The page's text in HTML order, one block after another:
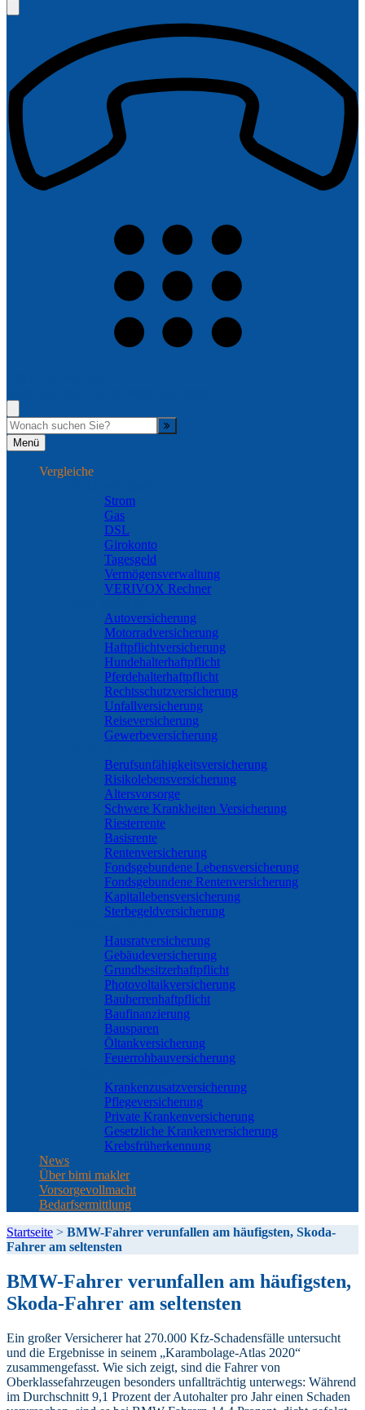
Menü
Vergleiche
Strom
Gas
DSL
Girokonto
Tagesgeld
Vermögensverwaltung
VERIVOX Rechner
Autoversicherung
Motorradversicherung
Haftpflichtversicherung
Hundehalterhaftpflicht
Pferdehalterhaftpflicht
Rechtsschutzversicherung
Unfallversicherung
Reiseversicherung
Gewerbeversicherung
Berufs­unfähigkeitsversicherung
Risikolebensversicherung
Altersvorsorge
Schwere Krankheiten Versicherung
Riesterrente
Basisrente
Rentenversicherung
Fondsgebundene Lebensversicherung
Fondsgebundene Rentenversicherung
Kapitallebensversicherung
Sterbegeldversicherung
Hausratversicherung
Gebäudeversicherung
Grundbesitzerhaftpflicht
Photovoltaikversicherung
Bauherrenhaftpflicht
Baufinanzierung
Bausparen
Öltankversicherung
Feuerrohbauversicherung
Krankenzusatzversicherung
Pflegeversicherung
Private Krankenversicherung
Gesetzliche Krankenversicherung
Krebsfrüherkennung
News
Über bimi makler
Vorsorgevollmacht
Bedarfsermittlung
Startseite > BMW-Fahrer verunfallen am häufigsten, Skoda-
Fahrer am seltensten
BMW-Fahrer verunfallen am häufigsten,
Skoda-Fahrer am seltensten
Ein großer Versicherer hat 270.000 Kfz-Schadensfälle untersucht
und die Ergebnisse in seinem „Karambolage-Atlas 2020“
zusammengefasst. Wie sich zeigt, sind die Fahrer von
Oberklassefahrzeugen besonders unfallträchtig unterwegs: Während
im Durchschnitt 9,1 Prozent der Autohalter pro Jahr einen Schaden